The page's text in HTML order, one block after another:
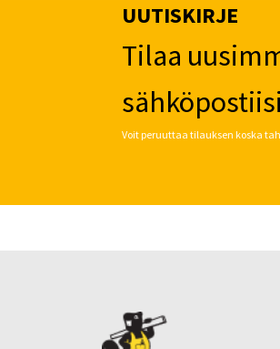
UUTISKIRJE
Tilaa
sähköpostiisi
Voit peruuttaa tilauksen koska